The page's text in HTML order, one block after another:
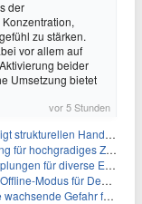
der
zu stärken.
vor allem auf
beider
Umsetzung bietet
vor 5 Stunden
bei der Ernährung schulpflichtiger Kinder
und Silbergehalten und stellt ein Betriebsupdate bereit
diverse Einsatzbereiche
Desktop- und Mobile-Apps ein
für industrielle Elektroniksysteme